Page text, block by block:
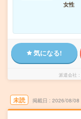
女性
気になる!
派遣会社
未読 掲載日 2026/08/08